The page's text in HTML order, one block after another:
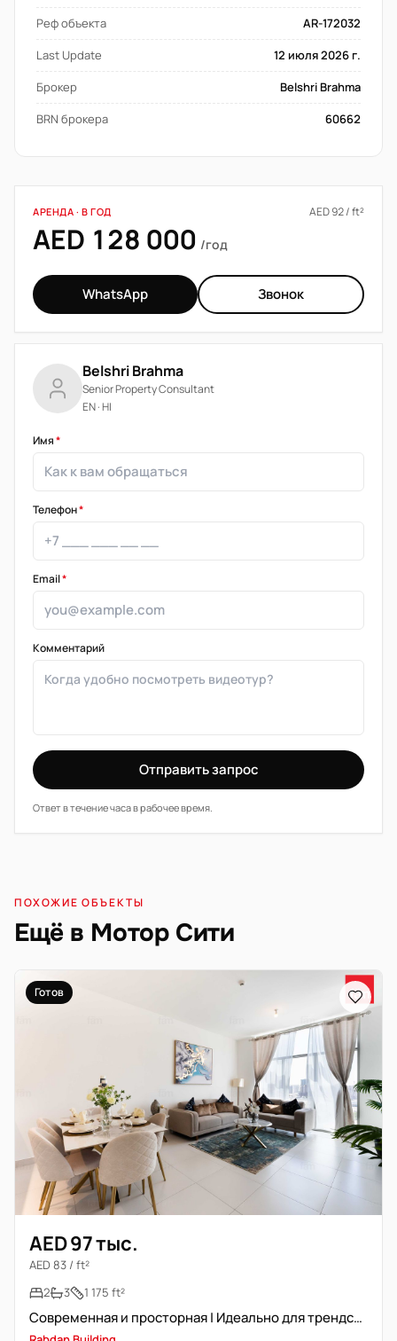
Реф объекта
AR-172032
Last Update
12 июля 2026 г.
Брокер
Belshri Brahma
BRN брокера
60662
АРЕНДА · В ГОД AED 92 / ft²
AED 128 000 /год
WhatsApp Звонок
Belshri Brahma
Senior Property Consultant
EN · HI
Имя*
Телефон*
Email*
Комментарий
Отправить запрос
Ответ в течение часа в рабочее время.
ПОХОЖИЕ ОБЪЕКТЫ
Ещё в Мотор Сити
Готов
AED 97 тыс.
AED 83 / ft²
2
3 1 175 ft²
Современная и просторная | Идеально для трендсеттеров